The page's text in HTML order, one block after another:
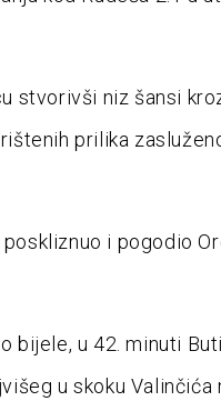
stvorivši niz šansi
prilika
i pogodio
bijele, u 42. minuti
u skoku Valinčića